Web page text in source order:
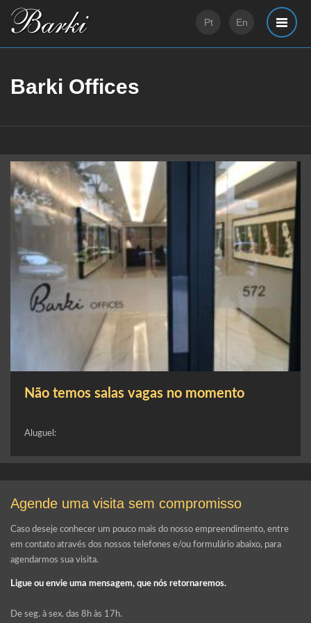
Pt En
Barki Offices
Não temos salas vagas no momento
Aluguel:
Agende uma visita sem compromisso
Caso deseje conhecer um pouco mais do nosso empreendimento, entre
em contato através dos nossos telefones e/ou formulário abaixo, para
agendarmos sua visita.
Ligue ou envie uma mensagem, que nós retornaremos.
De seg. à sex. das 8h às 17h.